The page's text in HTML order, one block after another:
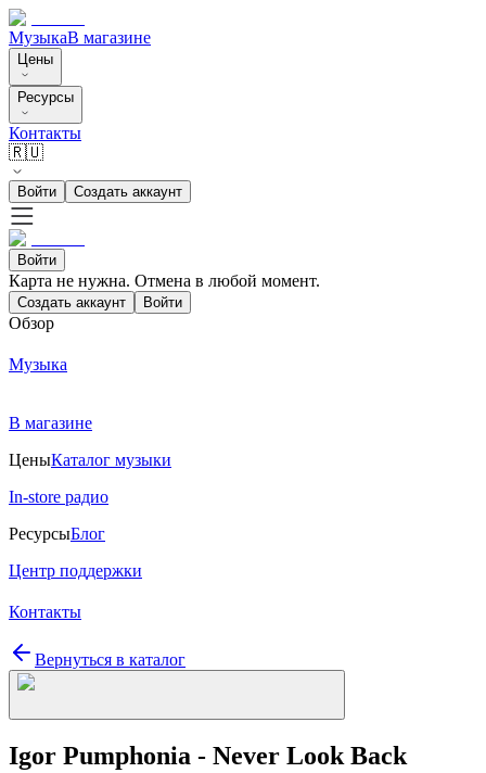
МузыкаВ магазине
Цены
Ресурсы
Контакты
🇷🇺
Войти Создать аккаунт
Войти
Карта не нужна. Отмена в любой момент.
Создать аккаунт Войти
Обзор
Музыка
В магазине
ЦеныКаталог музыки
In-store радио
РесурсыБлог
Центр поддержки
Контакты
Вернуться в каталог
Igor Pumphonia - Never Look Back